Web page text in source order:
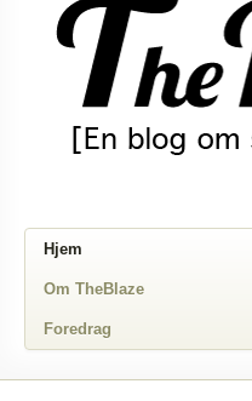
Hjem
Om TheBlaze
Foredrag